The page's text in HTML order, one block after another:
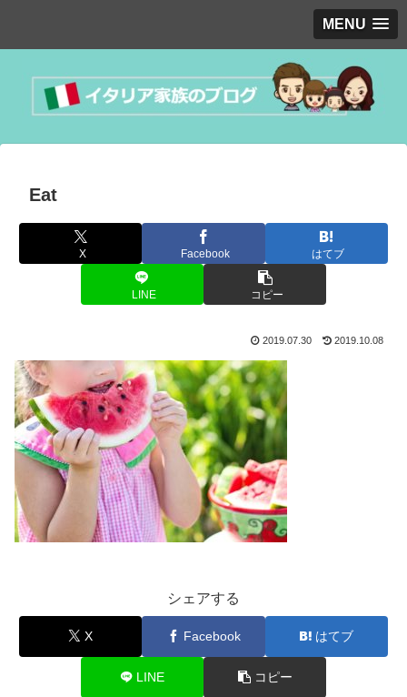
MENU
Eat
X Facebook はてブ
LINE コピー
2019.07.30 2019.10.08
シェアする
X Facebook はてブ
LINE コピー